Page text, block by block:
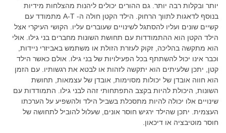
יותר ובקלות רבה יותר. גם ההורים יכולים ליהנות מהצלחות מידיות
בנוסף לדאגות לתווך הרחוק. הילד הקטן חולה ה- A-T מתמודד עם
קשיים שונים ועליו להסתגל לשינויים שעוברים עליו. הקושי העיקרי אצל
הילד הקטן הוא ההתמודדות עם תחושת השונות מחברים בני גילו. אולי
הוא מתקשה בהליכה, זקוק לעזרת הזולת או משתמש באביזרי ניידות,
וכבר אינו יכול להשתתף בכל הפעילויות של בני גילו. אולם כאשר הילד
קטן, יתכן שלעיתים הוא יתקשה לזהות או לבטא את רגשותיו. עם הזמן
הוא חווה אובדן של יכולות מסוימות, אובדן של עצמאות, תחושת
השונות, היכולת להיות בקצב התפתחותי זהה לבני גילו. התמודדות עם
שינויים אלו יכולה להיות מתסכלת בשביל הילד ולהשפיע על הערכתו
העצמית. יתכן שהילד ירגיש חוסר אונים, שעלול להוביל לתחושה של
חוסר מוטיבציה או דיכאון.